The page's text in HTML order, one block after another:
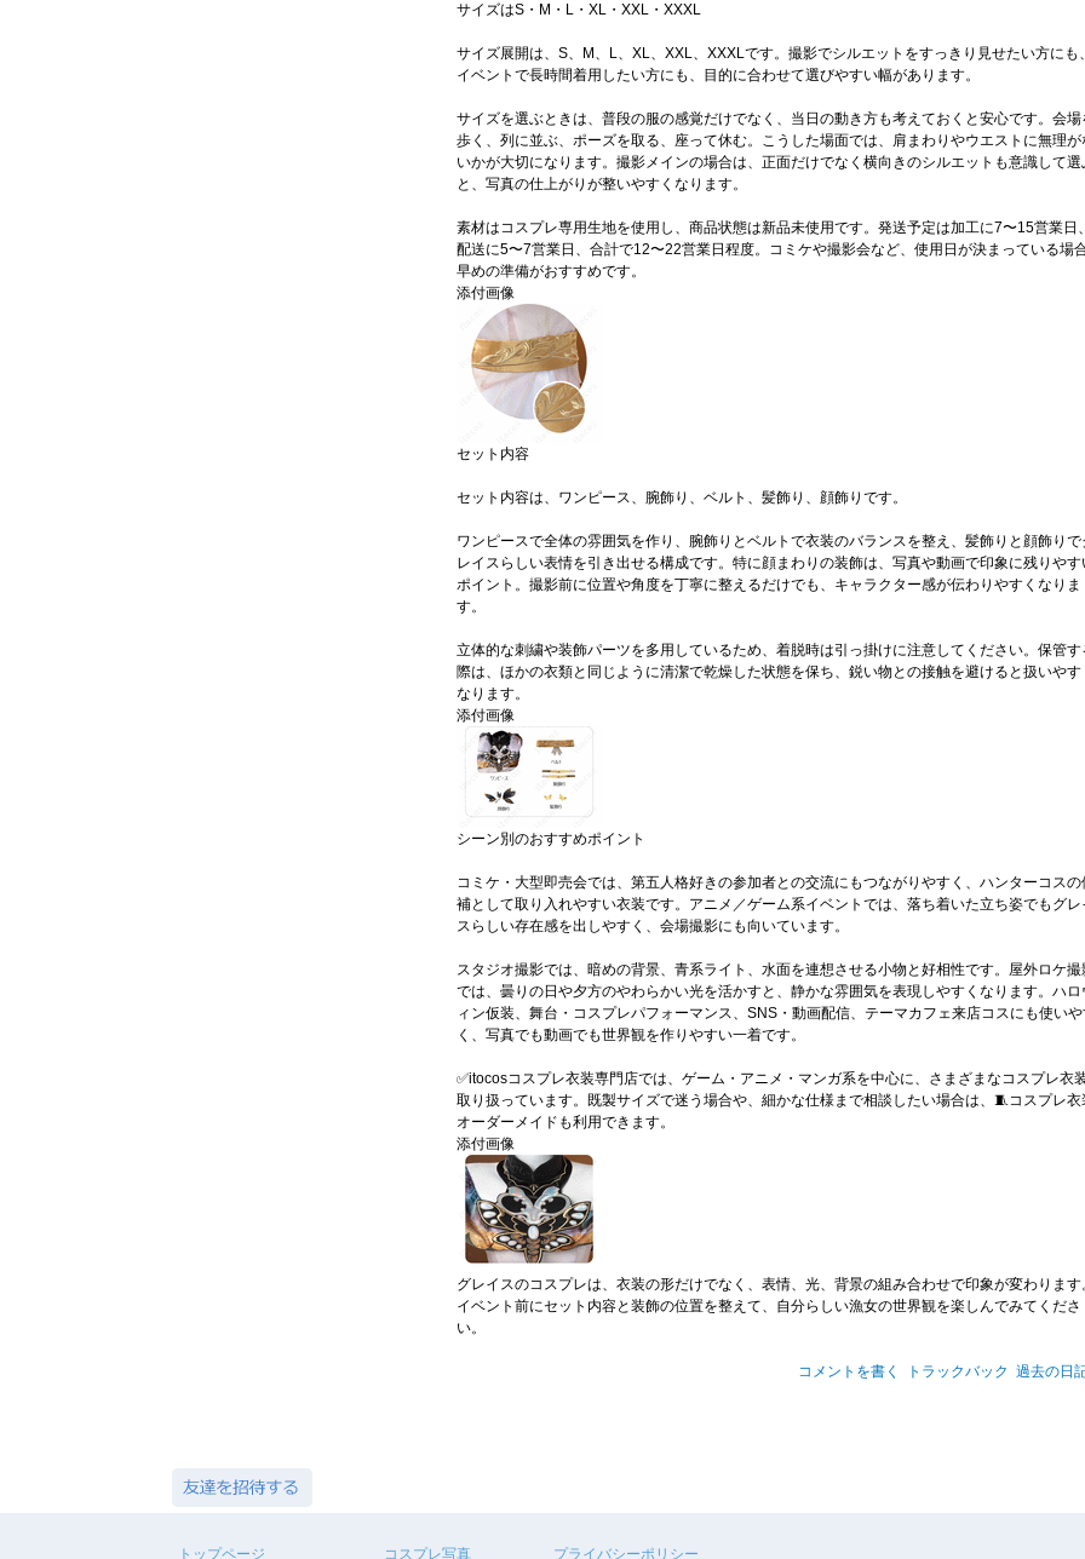
サイズはS・M・L・XL・XXL・XXXL
サイズ展開は、S、M、L、XL、XXL、XXXLです。撮影でシルエットをすっきり見せたい方にも、
イベントで長時間着用したい方にも、目的に合わせて選びやすい幅があります。
サイズを選ぶときは、普段の服の感覚だけでなく、当日の動き方も考えておくと安心です。会場
歩く、列に並ぶ、ポーズを取る、座って休む。こうした場面では、肩まわりやウエストに無理が
いかが大切になります。撮影メインの場合は、正面だけでなく横向きのシルエットも意識して選
と、写真の仕上がりが整いやすくなります。
素材はコスプレ専用生地を使用し、商品状態は新品未使用です。発送予定は加工に7〜15営業日、
配送に5〜7営業日、合計で12〜22営業日程度。コミケや撮影会など、使用日が決まっている場
早めの準備がおすすめです。
添付画像
セット内容
セット内容は、ワンピース、腕飾り、ベルト、髪飾り、顔飾りです。
ワンピースで全体の雰囲気を作り、腕飾りとベルトで衣装のバランスを整え、髪飾りと顔飾りで
レイスらしい表情を引き出せる構成です。特に顔まわりの装飾は、写真や動画で印象に残りやす
ポイント。撮影前に位置や角度を丁寧に整えるだけでも、キャラクター感が伝わりやすくなりま
す。
立体的な刺繍や装飾パーツを多用しているため、着脱時は引っ掛けに注意してください。保管す
際は、ほかの衣類と同じように清潔で乾燥した状態を保ち、鋭い物との接触を避けると扱いやす
なります。
添付画像
シーン別のおすすめポイント
コミケ・大型即売会では、第五人格好きの参加者との交流にもつながりやすく、ハンターコスの
補として取り入れやすい衣装です。アニメ／ゲーム系イベントでは、落ち着いた立ち姿でもグレ
スらしい存在感を出しやすく、会場撮影にも向いています。
スタジオ撮影では、暗めの背景、青系ライト、水面を連想させる小物と好相性です。屋外ロケ撮
では、曇りの日や夕方のやわらかい光を活かすと、静かな雰囲気を表現しやすくなります。ハロ
ィン仮装、舞台・コスプレパフォーマンス、SNS・動画配信、テーマカフェ来店コスにも使い
く、写真でも動画でも世界観を作りやすい一着です。
✅itocosコスプレ衣装専門店では、ゲーム・アニメ・マンガ系を中心に、さまざまなコスプレ衣
取り扱っています。既製サイズで迷う場合や、細かな仕様まで相談したい場合は、🧵コスプレ衣
オーダーメイドも利用できます。
添付画像
グレイスのコスプレは、衣装の形だけでなく、表情、光、背景の組み合わせで印象が変わります
イベント前にセット内容と装飾の位置を整えて、自分らしい漁女の世界観を楽しんでみてくださ
い。
コメントを書く トラックバック 過去の日
トップページ コスプレ写真 プライバシーポリシー